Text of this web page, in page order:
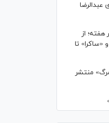
عبدالرضا
از
تا
منتشر